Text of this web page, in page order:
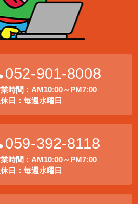
052-901-8008
時間：AM10:00～PM7:00
日：毎週水曜日
059-392-8118
時間：AM10:00～PM7:00
日：毎週水曜日